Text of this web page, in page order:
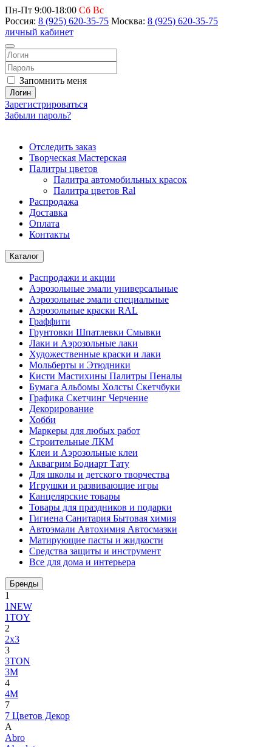
Пн-Пт 9:00-18:00 Сб Вс
Россия: 8 (925) 620-35-75 Москва: 8 (925) 620-35-75
личный кабинет
Запомнить меня
Логин
Зарегистрироваться
Забыли пароль?
Отследить заказ
Творческая Мастерская
Палитры цветов
Палитра автомобильных красок
Палитра цветов Ral
Распродажа
Доставка
Оплата
Контакты
Каталог
Распродажи и акции
Аэрозольные эмали универсальные
Аэрозольные эмали специальные
Аэрозольные краски RAL
Граффити
Грунтовки Шпатлевки Смывки
Лаки и Аэрозольные лаки
Художественные краски и лаки
Мольберты и Этюдники
Кисти Мастихины Палитры Пеналы
Бумага Альбомы Холсты Скетчбуки
Графика Скетчинг Черчение
Декорирование
Хобби
Маркеры для любых работ
Строительные ЛКМ
Клеи и Аэрозольные клеи
Аквагрим Бодиарт Тату
Для школы и детского творчества
Игрушки и развивающие игры
Канцелярские товары
Товары для праздников и подарки
Гигиена Санитария Бытовая химия
Автоэмали Автохимия Автосмазки
Матирующие пасты и жидкости
Средства защиты и инструмент
Все для дома и интерьера
Бренды
1
1NEW
1TOY
2
2x3
3
3TON
3М
4
4M
7
7 Цветов Декор
A
Abro